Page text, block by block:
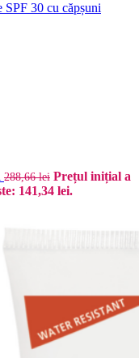
SPF 30 cu căpșuni
288,66lei Prețul inițial a
141,34 lei.